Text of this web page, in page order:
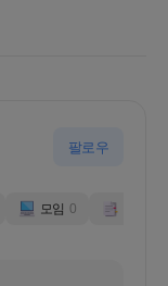
팔로우
모임 0